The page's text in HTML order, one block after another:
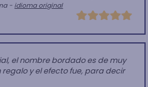
- idioma original
el nombre bordado es de muy
y el efecto fue, para decir